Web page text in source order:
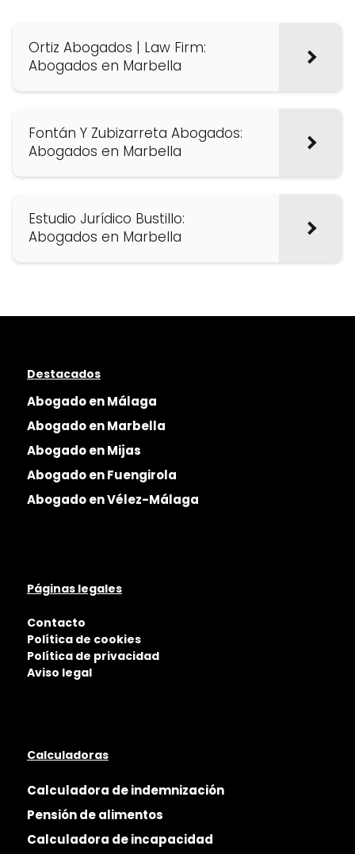
Ortiz Abogados | Law Firm:
Abogados en Marbella
Fontán Y Zubizarreta Abogados:
Abogados en Marbella
Estudio Jurídico Bustillo:
Abogados en Marbella
Destacados
Abogado en Málaga
Abogado en Marbella
Abogado en Mijas
Abogado en Fuengirola
Abogado en Vélez-Málaga
Páginas legales
Contacto
Política de cookies
Política de privacidad
Aviso legal
Calculadoras
Calculadora de indemnización
Pensión de alimentos
Calculadora de incapacidad